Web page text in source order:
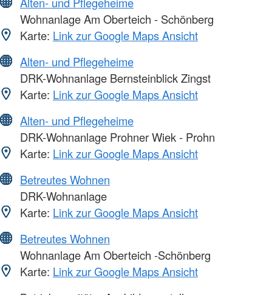
Wohnanlage Am Oberteich - Schönberg
Karte: Link zur Google Maps Ansicht
Alten- und Pflegeheime
DRK-Wohnanlage Bernsteinblick Zingst
Karte: Link zur Google Maps Ansicht
Alten- und Pflegeheime
DRK-Wohnanlage Prohner Wiek - Prohn
Karte: Link zur Google Maps Ansicht
Betreutes Wohnen
DRK-Wohnanlage
Karte: Link zur Google Maps Ansicht
Betreutes Wohnen
Wohnanlage Am Oberteich -Schönberg
Karte: Link zur Google Maps Ansicht